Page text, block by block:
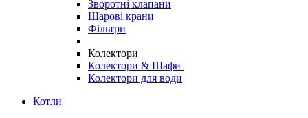
Зворотні клапани
Шарові крани
Фільтри
Колектори
Колектори & Шафи
Колектори для води
Котли